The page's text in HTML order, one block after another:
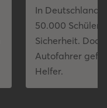
In Deutschland
50.000
Sicherheit.
Autofahrer
Helfer.